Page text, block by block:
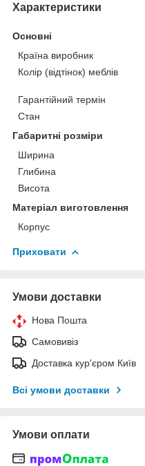
Характеристики
Основні
Країна виробник
Колір (відтінок) меблів
Гарантійний термін
Стан
Габаритні розміри
Ширина
Глибина
Висота
Матеріал виготовлення
Корпус
Приховати
Умови доставки
Нова Пошта
Самовивіз
Доставка кур'єром Київ
Всі умови доставки
Умови оплати